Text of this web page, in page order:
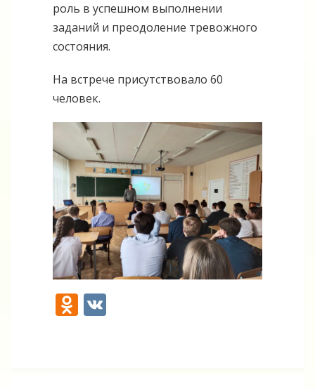
роль в успешном выполнении
заданий и преодоление тревожного
состояния.
На встрече присутствовало 60
человек.
Odnoklassniki